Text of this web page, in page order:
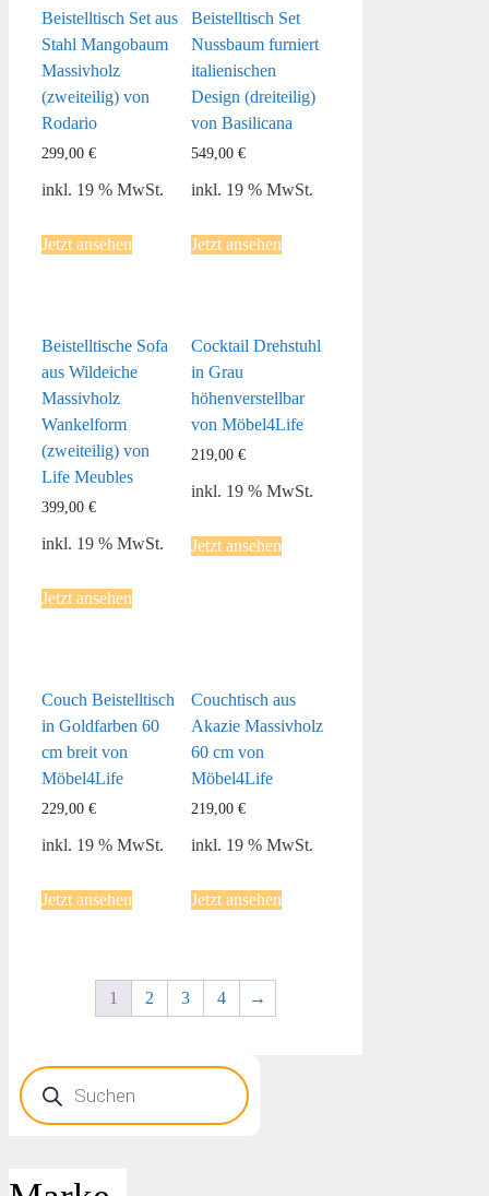
Beistelltisch Set aus
Stahl Mangobaum
Massivholz
(zweiteilig) von
Rodario
299,00 €
inkl. 19 % MwSt.
Jetzt ansehen
Beistelltisch Set
Nussbaum furniert
italienischen
Design (dreiteilig)
von Basilicana
549,00€
inkl. 19 % MwSt.
Jetzt ansehen
Beistelltische Sofa
aus Wildeiche
Massivholz
Wankelform
(zweiteilig) von
Life Meubles
399,00 €
inkl. 19 % MwSt.
Jetzt ansehen
Cocktail Drehstuhl
in Grau
höhenverstellbar
von Möbel4Life
219,00€
inkl. 19 % MwSt.
Jetzt ansehen
Couch Beistelltisch
in Goldfarben 60
cm breit von
Möbel4Life
229,00 €
inkl. 19 % MwSt.
Jetzt ansehen
Couchtisch aus
Akazie Massivholz
60 cm von
Möbel4Life
219,00€
inkl. 19 % MwSt.
Jetzt ansehen
1 2 3 4 →
Products
search